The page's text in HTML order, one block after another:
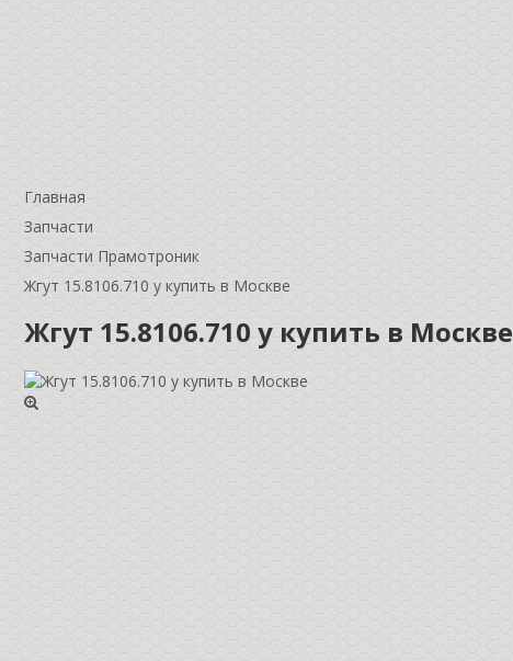
Главная
Запчасти
Запчасти Прамотроник
Жгут 15.8106.710 у купить в Москве
Жгут 15.8106.710 у купить в Москве